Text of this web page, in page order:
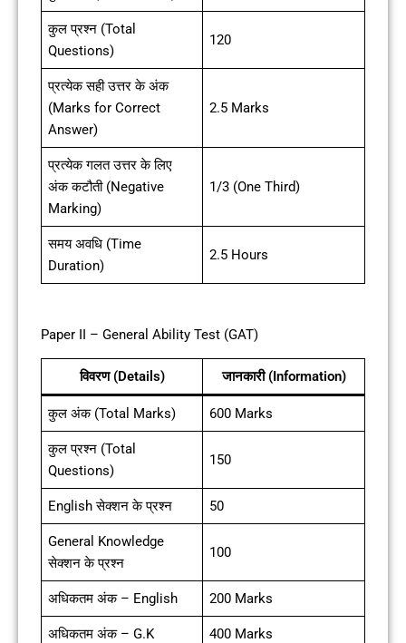
कुल प्रश्न (Total
Questions)
120
प्रत्येक सही उत्तर के अंक
(Marks for Correct
Answer)
2.5 Marks
प्रत्येक गलत उत्तर के लिए
अंक कटौती (Negative
Marking)
1/3 (One Third)
समय अवधि (Time
Duration)
2.5 Hours
Paper II – General Ability Test (GAT)
विवरण (Details) जानकारी (Information)
कुल अंक (Total Marks) 600 Marks
कुल प्रश्न (Total
Questions)
150
English सेक्शन के प्रश्न 50
General Knowledge
सेक्शन के प्रश्न
100
अधिकतम अंक – English 200 Marks
अधिकतम अंक – G.K 400 Marks